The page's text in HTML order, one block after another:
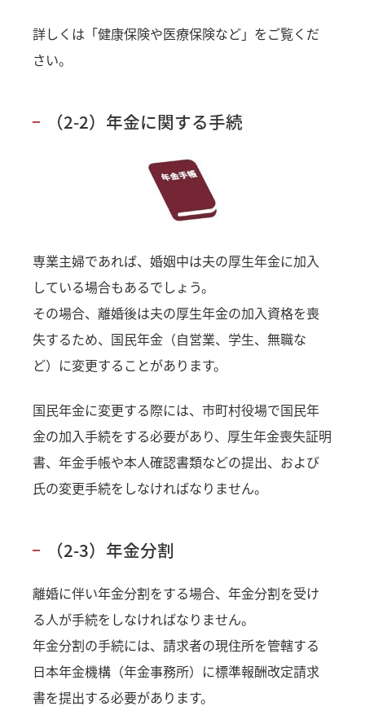
詳しくは 「健康保険や医療保険など」 をご覧くだ
さい。
（2-2）年金に関する手続
専業主婦であれば、婚姻中は夫の厚生年金に加入
している場合もあるでしょう。
その場合、離婚後は夫の厚生年金の加入資格を喪
失するため、国民年金（自営業、学生、無職な
ど）に変更することがあります。
国民年金に変更する際には、市町村役場で国民年
金の加入手続をする必要があり、厚生年金喪失証明
書、年金手帳や本人確認書類などの提出、および
氏の変更手続をしなければなりません。
（2-3）年金分割
離婚に伴い年金分割をする場合、年金分割を受け
る人が手続をしなければなりません。
年金分割の手続には、請求者の現住所を管轄する
日本年金機構（年金事務所）に標準報酬改定請求
書を提出する必要があります。